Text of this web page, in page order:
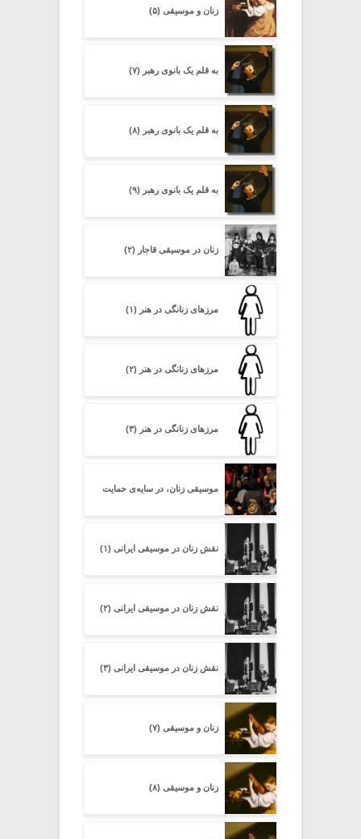
زنان و موسیقی (۵)
به قلم یک بانوی رهبر (۷)
به قلم یک بانوی رهبر (۸)
به قلم یک بانوی رهبر (۹)
زنان در موسیقی قاجار (۲)
مرزهای زنانگی در هنر (۱)
مرزهای زنانگی در هنر (۲)
مرزهای زنانگی در هنر (۳)
موسیقی زنان، در سایه‌ی حمایت
نقش زنان در موسیقی ایرانی (۱)
نقش زنان در موسیقی ایرانی (۲)
نقش زنان در موسیقی ایرانی (۳)
زنان و موسیقی (۷)
زنان و موسیقی (۸)